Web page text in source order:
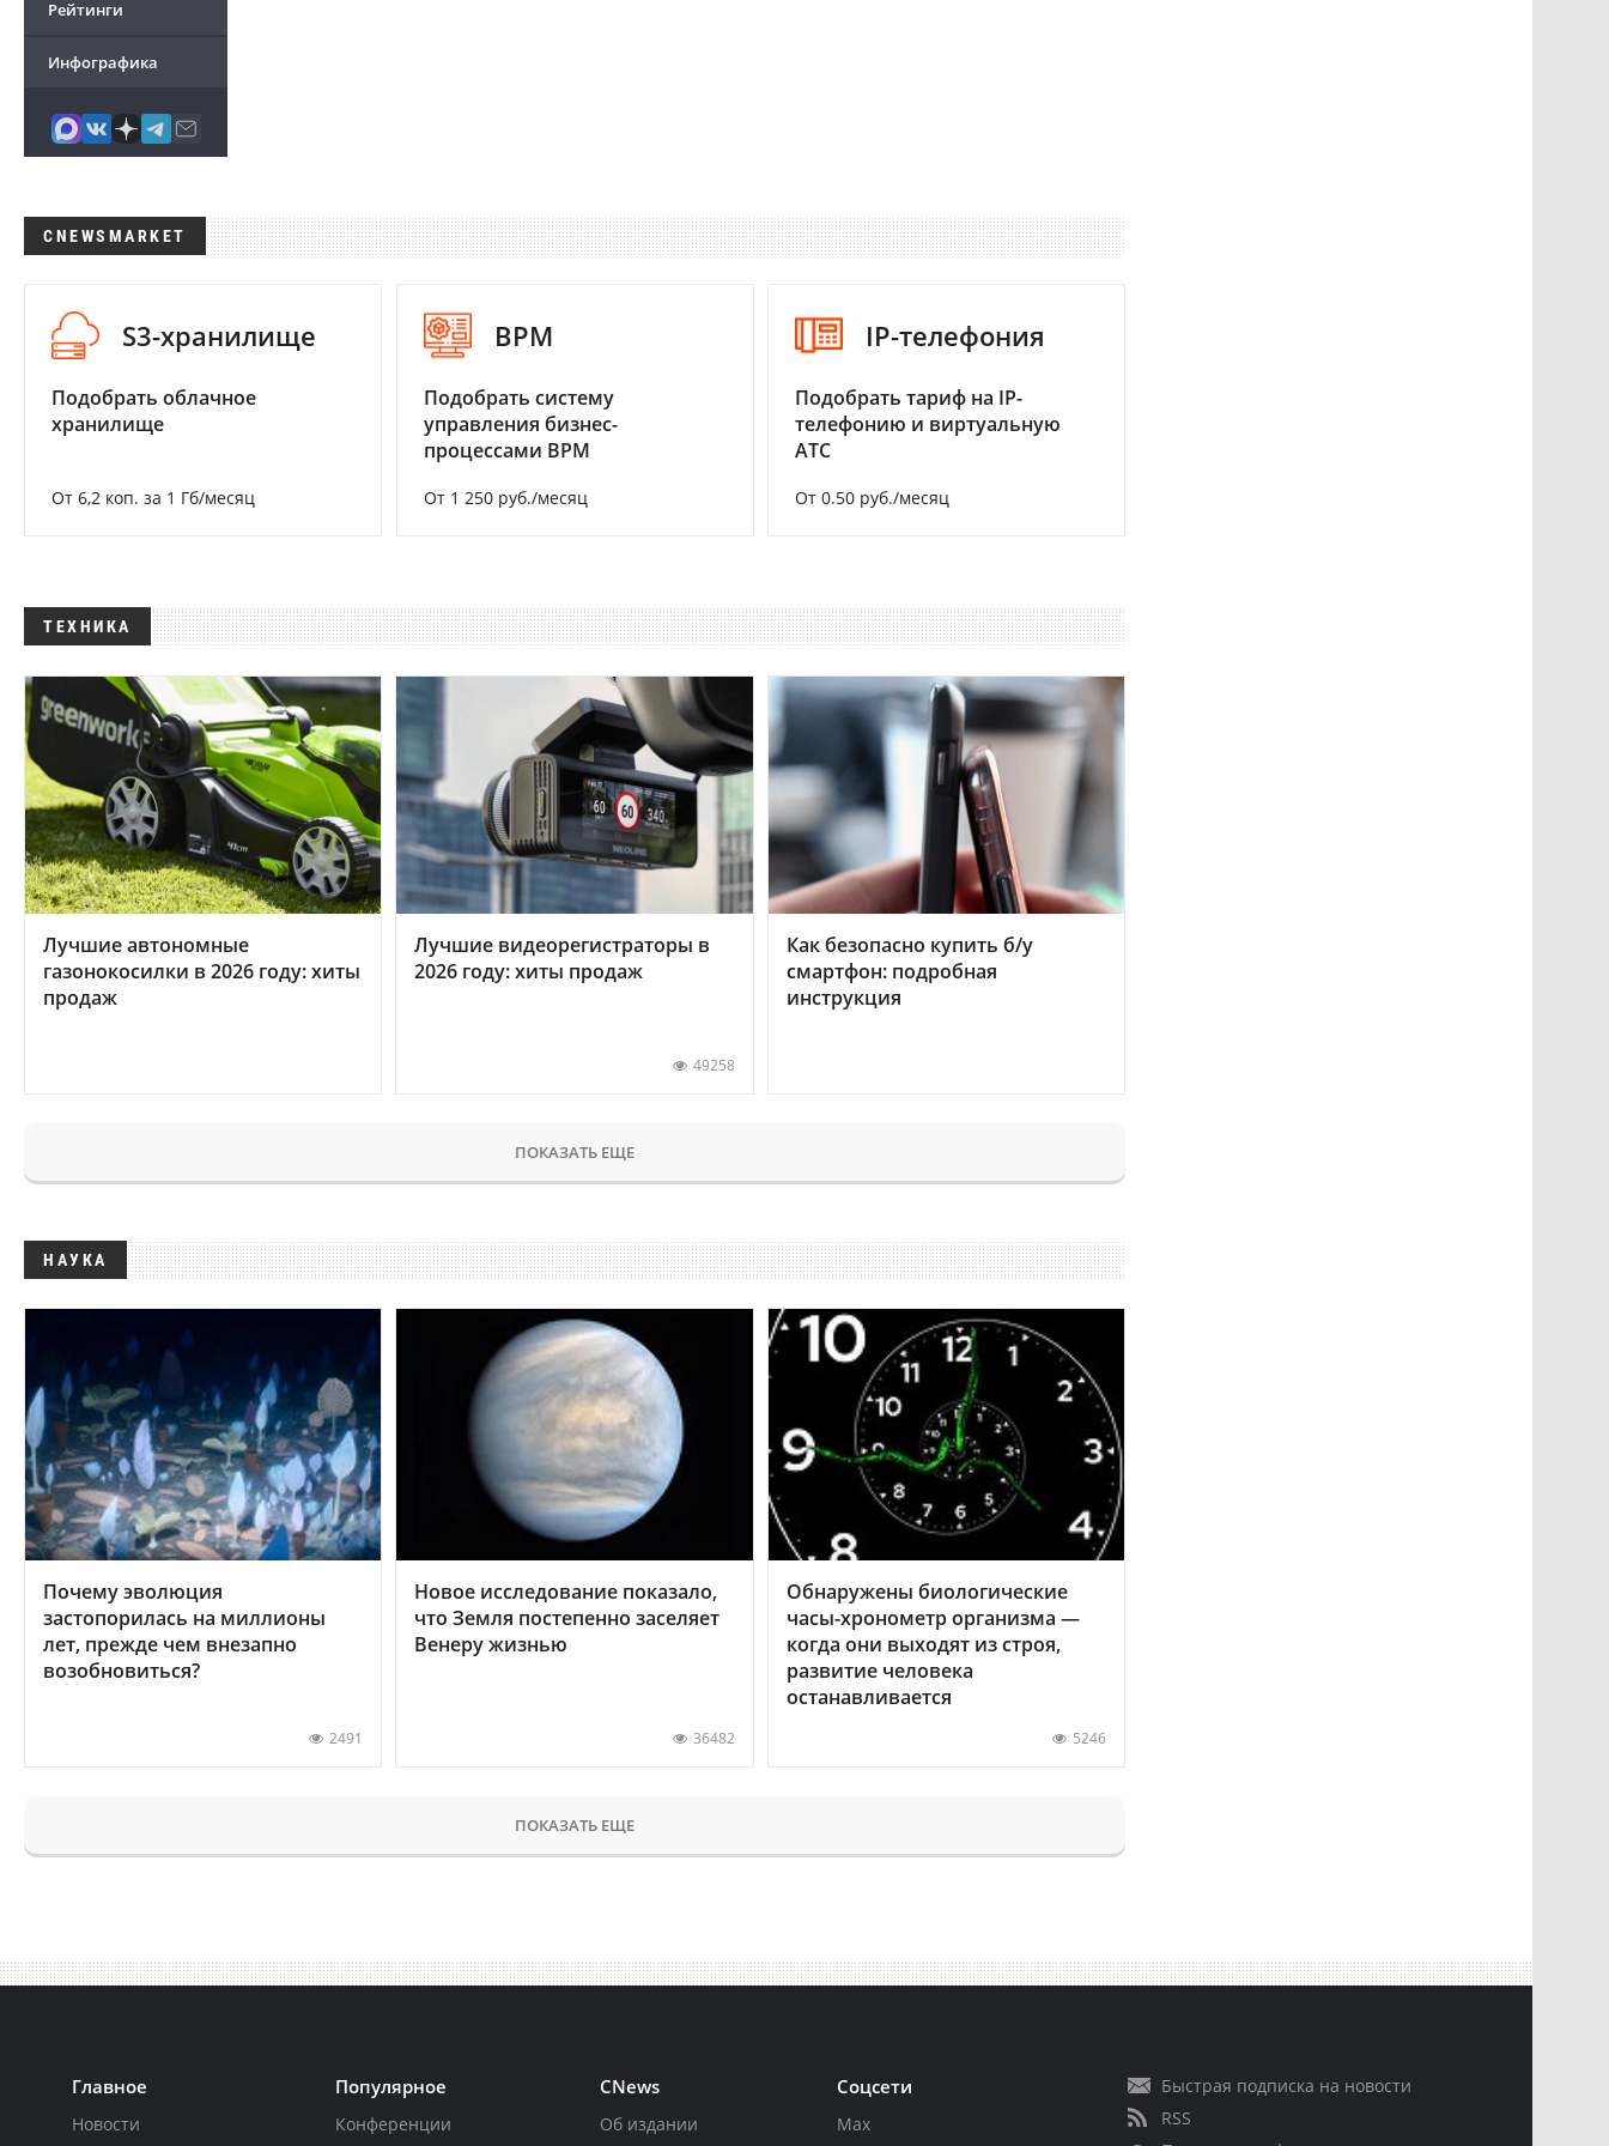
Рейтинги
Инфографика
CNEWSMARKET
S3-хранилище
Подобрать облачное
хранилище
От 6,2 коп. за 1 Гб/месяц
BPM
Подобрать систему
управления бизнес-
процессами BPM
От 1 250 руб./месяц
IP-телефония
Подобрать тариф на IP-
телефонию и виртуальную
АТС
От 0.50 руб./месяц
ТЕХНИКА
Лучшие автономные
газонокосилки в 2026 году: хиты
продаж
Лучшие видеорегистраторы в
2026 году: хиты продаж
49258
Как безопасно купить б/у
смартфон: подробная
инструкция
ПОКАЗАТЬ ЕЩЕ
НАУКА
Почему эволюция
застопорилась на миллионы
лет, прежде чем внезапно
возобновиться?
2491
Новое исследование показало,
что Земля постепенно заселяет
Венеру жизнью
36482
Обнаружены биологические
часы-хронометр организма —
когда они выходят из строя,
развитие человека
останавливается
5246
ПОКАЗАТЬ ЕЩЕ
Главное
Новости
Популярное
Конференции
CNews
Об издании
Соцсети
Max
Быстрая подписка на новости
RSS